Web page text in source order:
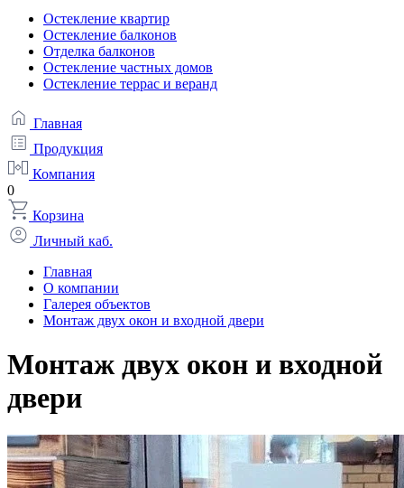
Остекление квартир
Остекление балконов
Отделка балконов
Остекление частных домов
Остекление террас и веранд
Главная
Продукция
Компания
0
Корзина
Личный каб.
Главная
О компании
Галерея объектов
Монтаж двух окон и входной двери
Монтаж двух окон и входной
двери